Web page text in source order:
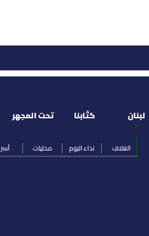
لبنان
الغلاف نداء اليوم محليات
كتّابنا تحت المجهر